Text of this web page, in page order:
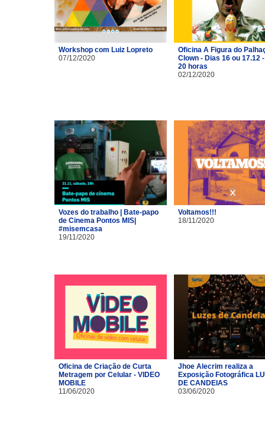
Workshop com Luiz Lopreto
07/12/2020
Oficina A Figura do
Clown - Dias 16 ou 17.12
20 horas
02/12/2020
Vozes do trabalho | Bate-papo
de Cinema Pontos MIS|
#misemcasa
19/11/2020
Voltamos!!!
18/11/2020
Oficina de Criação de Curta
Metragem por Celular - VIDEO
MOBILE
11/06/2020
Jhoe Alecrim realiza a
Exposição Fotográfica
DE CANDEIAS
03/06/2020